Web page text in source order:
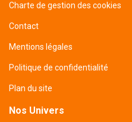
Charte de gestion des cookies
Contact
Mentions légales
Politique de confidentialité
Plan du site
Nos Univers